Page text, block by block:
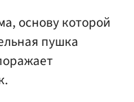
основу которой
пушка